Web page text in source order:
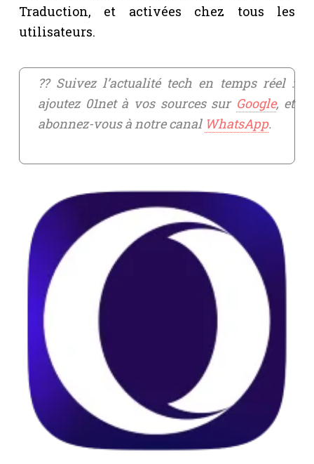
Traduction, et activées chez tous les
utilisateurs.
?? Suivez l’actualité tech en temps réel :
ajoutez 01net à vos sources sur Google, et
abonnez-vous à notre canal WhatsApp.